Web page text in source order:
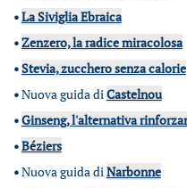
•La Siviglia Ebraica
•Zenzero, la radice miracolosa
•Stevia, zucchero senza calorie
•Nuova guida diCastelnou
•Ginseng, l'alternativa
•Béziers
•Nuova guida diNarbonne